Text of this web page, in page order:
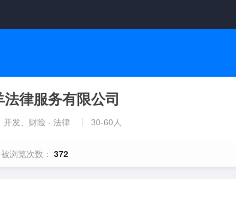
律服务有限公司
开发、财险 - 法律 30-60人
被浏览次数： 372